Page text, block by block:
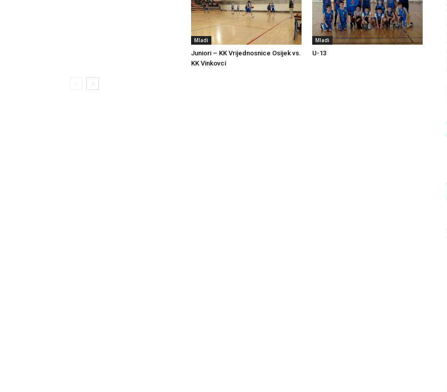
Mladi
Juniori – KK Vrijednosnice Osijek vs.
KK Vinkovci
Mladi
U-13